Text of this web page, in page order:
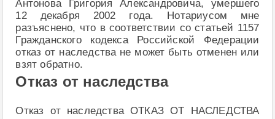
Антонова Григория Александровича, умершего
12 декабря 2002 года. Нотариусом мне
разъяснено, что в соответствии со статьей 1157
Гражданского кодекса Российской Федерации
отказ от наследства не может быть отменен или
взят обратно.
Отказ от наследства
Отказ от наследства ОТКАЗ ОТ НАСЛЕДСТВА